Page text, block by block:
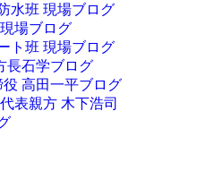
水班 現場ブログ
場ブログ
ト班 現場ブログ
長石学ブログ
高田一平ブログ
表親方 木下浩司